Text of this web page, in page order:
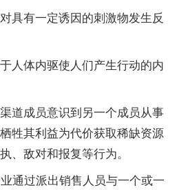
有一定诱因的刺激物发生反
体内驱使人们产生行动的内
成员意识到另一个成员从事
牲其利益为代价获取稀缺资源
、敌对和报复等行为。
过派出销售人员与一个或一